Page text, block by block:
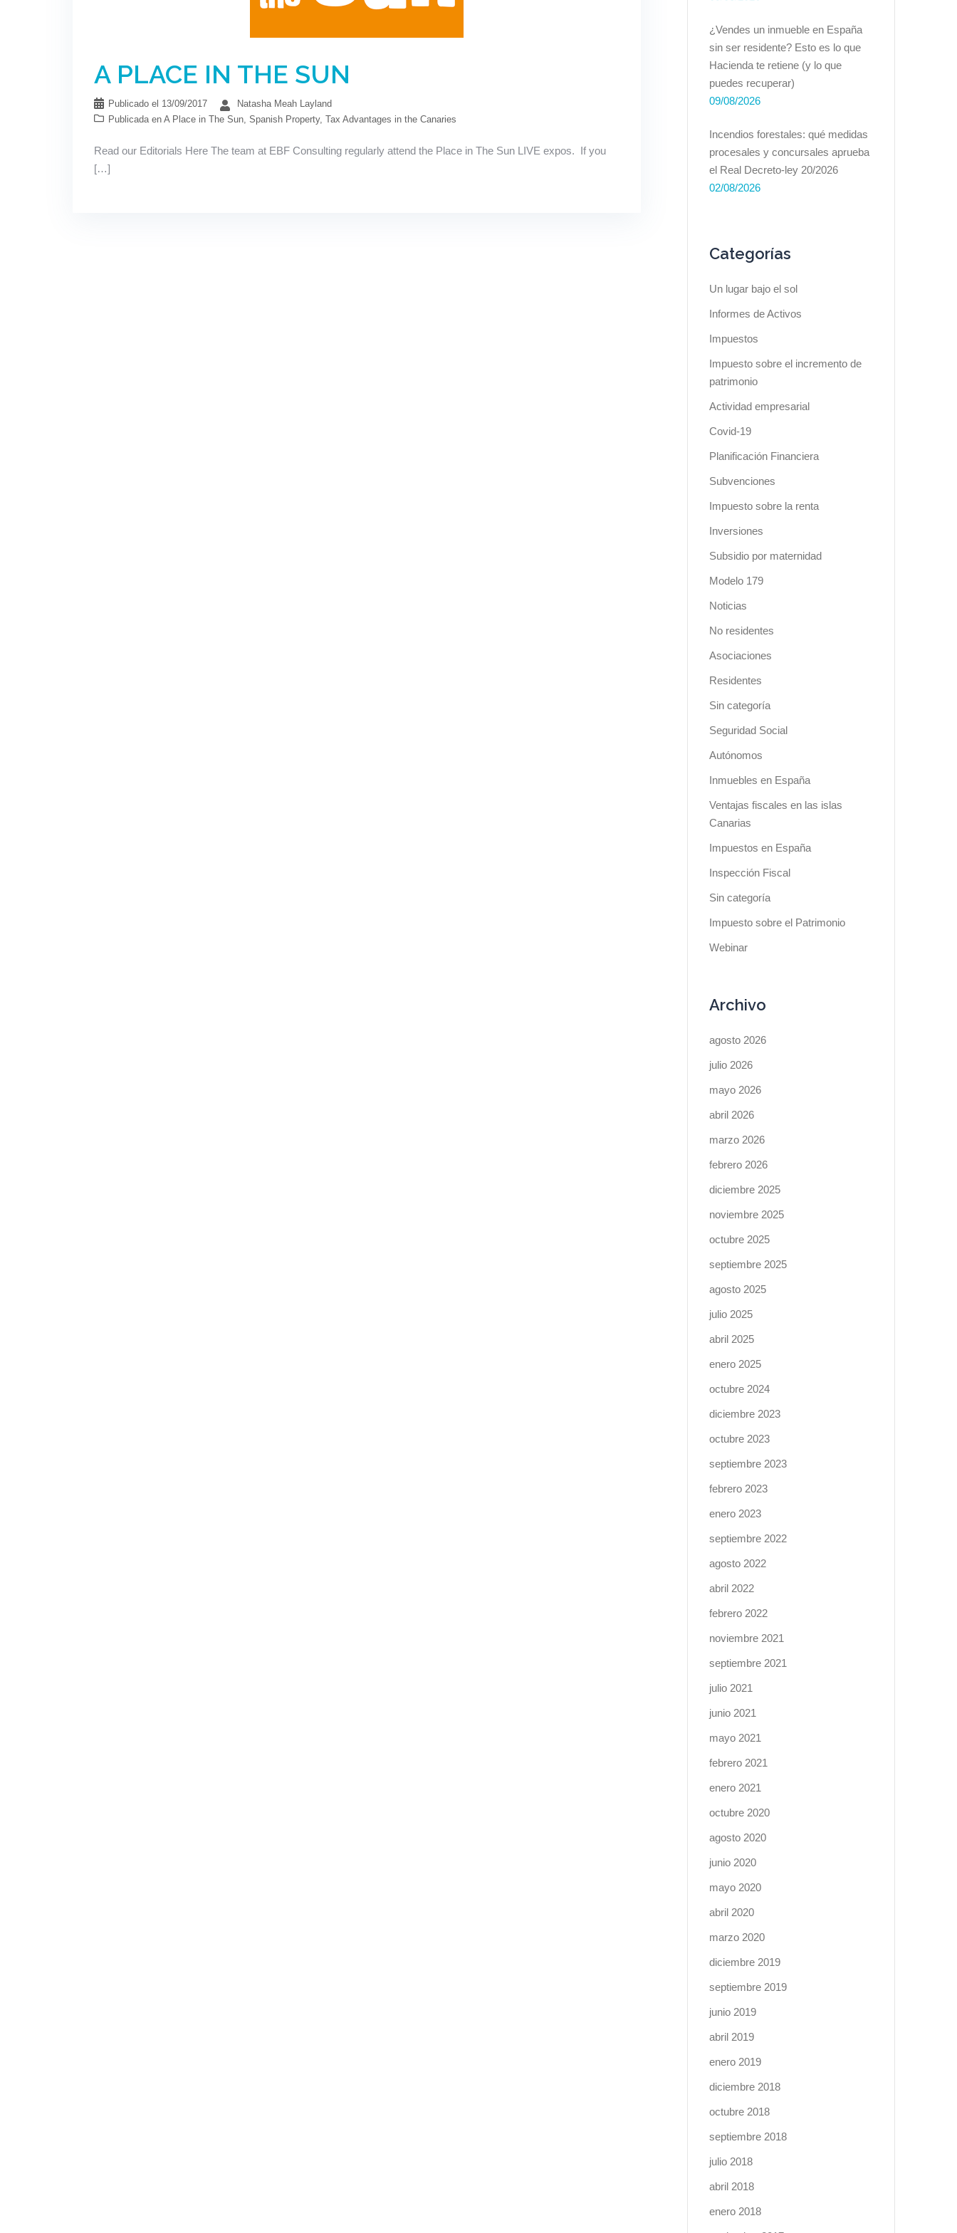
A PLACE IN THE SUN
Publicado el 13/09/2017
Natasha Meah Layland
Publicada en A Place in The Sun, Spanish Property, Tax Advantages in the Canaries
Read our Editorials Here The team at EBF Consulting regularly attend the Place in The Sun LIVE expos. If you
[…]
¿Vendes un inmueble en España
sin ser residente? Esto es lo que
Hacienda te retiene (y lo que
puedes recuperar)
09/08/2026
Incendios forestales: qué medidas
procesales y concursales aprueba
el Real Decreto-ley 20/2026
02/08/2026
Categorías
Un lugar bajo el sol
Informes de Activos
Impuestos
Impuesto sobre el incremento de
patrimonio
Actividad empresarial
Covid-19
Planificación Financiera
Subvenciones
Impuesto sobre la renta
Inversiones
Subsidio por maternidad
Modelo 179
Noticias
No residentes
Asociaciones
Residentes
Sin categoría
Seguridad Social
Autónomos
Inmuebles en España
Ventajas fiscales en las islas
Canarias
Impuestos en España
Inspección Fiscal
Sin categoría
Impuesto sobre el Patrimonio
Webinar
Archivo
agosto 2026
julio 2026
mayo 2026
abril 2026
marzo 2026
febrero 2026
diciembre 2025
noviembre 2025
octubre 2025
septiembre 2025
agosto 2025
julio 2025
abril 2025
enero 2025
octubre 2024
diciembre 2023
octubre 2023
septiembre 2023
febrero 2023
enero 2023
septiembre 2022
agosto 2022
abril 2022
febrero 2022
noviembre 2021
septiembre 2021
julio 2021
junio 2021
mayo 2021
febrero 2021
enero 2021
octubre 2020
agosto 2020
junio 2020
mayo 2020
abril 2020
marzo 2020
diciembre 2019
septiembre 2019
junio 2019
abril 2019
enero 2019
diciembre 2018
octubre 2018
septiembre 2018
julio 2018
abril 2018
enero 2018